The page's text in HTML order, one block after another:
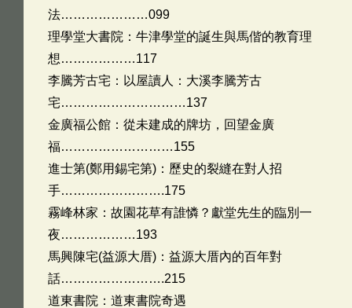
法…………………099
理學堂大書院：牛津學堂的誕生與馬偕的教育理
想………………117
李騰芳古宅：以屋讀人：大溪李騰芳古
宅…………………………137
金廣福公館：從未建成的牌坊，回望金廣
福………………………155
進士第(鄭用錫宅第)：歷史的裂縫在對人招
手…………………….175
霧峰林家：故園花草有誰憐？獻堂先生的臨別一
夜………………193
馬興陳宅(益源大厝)：益源大厝內的百年對
話…………………….215
道東書院：道東書院奇遇